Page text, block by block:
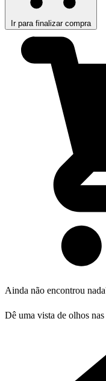
Ir para finalizar compra
Ainda não encontrou
Dê uma vista de olhos nas